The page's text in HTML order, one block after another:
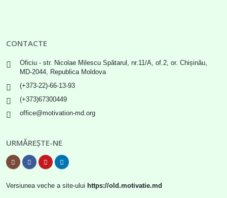
CONTACTE
Oficiu - str. Nicolae Milescu Spătarul, nr.11/A, of.2, or. Chișinău,
MD-2044, Republica Moldova
(+373-22)-66-13-93
(+373)67300449
office@motivation-md.org
URMĂREȘTE-NE
Versiunea veche a site-ului https://old.motivatie.md